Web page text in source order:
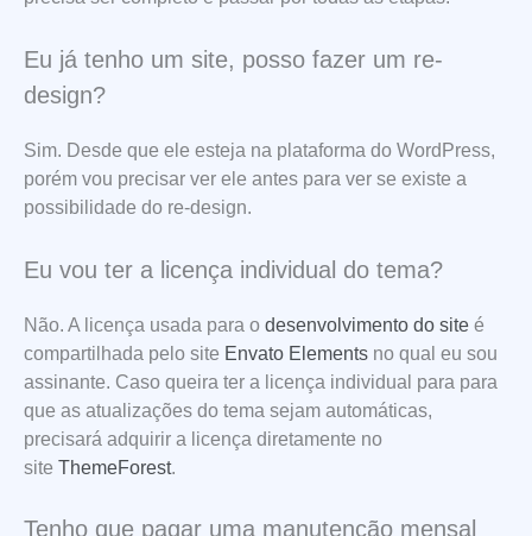
Eu já tenho um site, posso fazer um re-
design?
Sim. Desde que ele esteja na plataforma do WordPress,
porém vou precisar ver ele antes para ver se existe a
possibilidade do re-design.
Eu vou ter a licença individual do tema?
Não. A licença usada para o desenvolvimento do site é
compartilhada pelo site Envato Elements no qual eu sou
assinante. Caso queira ter a licença individual para para
que as atualizações do tema sejam automáticas,
precisará adquirir a licença diretamente no
site ThemeForest.
Tenho que pagar uma manutenção mensal